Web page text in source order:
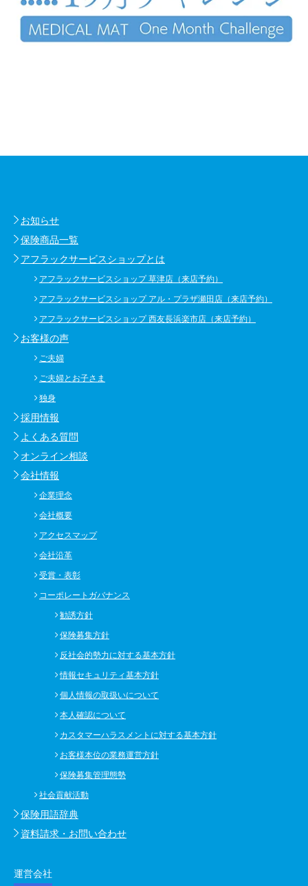
お知らせ
保険商品一覧
アフラックサービスショップとは
アフラックサービスショップ 草津店（来店予約）
アフラックサービスショップ アル・プラザ瀬田店（来店予約）
アフラックサービスショップ 西友長浜楽市店（来店予約）
お客様の声
ご夫婦
ご夫婦とお子さま
独身
採用情報
よくある質問
オンライン相談
会社情報
企業理念
会社概要
アクセスマップ
会社沿革
受賞・表彰
コーポレートガバナンス
勧誘方針
保険募集方針
反社会的勢力に対する基本方針
情報セキュリティ基本方針
個人情報の取扱いについて
本人確認について
カスタマーハラスメントに対する基本方針
お客様本位の業務運営方針
保険募集管理態勢
社会貢献活動
保険用語辞典
資料請求・お問い合わせ
運営会社